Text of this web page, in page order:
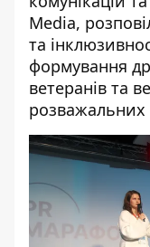
Media,
та
формування
ветеранів та